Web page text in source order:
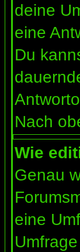
deine
eine
Du
Nach
Wie
Genau
eine